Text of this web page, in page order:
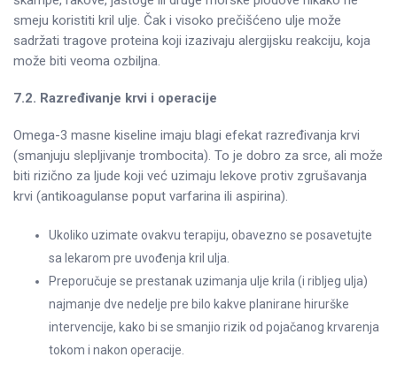
smeju koristiti kril ulje. Čak i visoko prečišćeno ulje može
sadržati tragove proteina koji izazivaju alergijsku reakciju, koja
može biti veoma ozbiljna.
7.2. Razređivanje krvi i operacije
Omega-3 masne kiseline imaju blagi efekat razređivanja krvi
(smanjuju slepljivanje trombocita). To je dobro za srce, ali može
biti rizično za ljude koji već uzimaju lekove protiv zgrušavanja
krvi (antikoagulanse poput varfarina ili aspirina).
Ukoliko uzimate ovakvu terapiju, obavezno se posavetujte
sa lekarom pre uvođenja kril ulja.
Preporučuje se prestanak uzimanja ulje krila (i ribljeg ulja)
najmanje dve nedelje pre bilo kakve planirane hirurške
intervencije, kako bi se smanjio rizik od pojačanog krvarenja
tokom i nakon operacije.